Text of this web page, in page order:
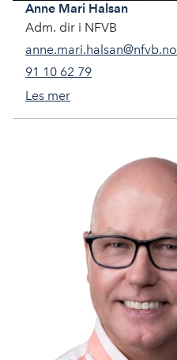
Anne Mari Halsan
Adm. dir i NFVB
anne.mari.halsan@nfvb.no
91 10 62 79
Les mer